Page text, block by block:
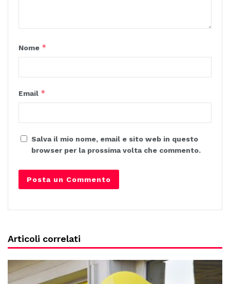
Nome *
Email *
Salva il mio nome, email e sito web in questo
browser per la prossima volta che commento.
Articoli correlati